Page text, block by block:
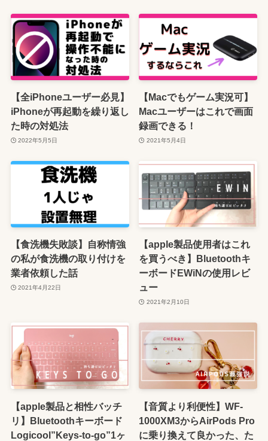
【全iPhoneユーザー必見】
iPhoneが再起動を繰り返し
た時の対処法
2022年5月5日
【Macでもゲーム実況可】
Macユーザーはこれで画面
録画できる！
2021年5月4日
【食洗機失敗談】自称情強
の私が食洗機の取り付けを
業者依頼した話
2021年4月22日
【apple製品使用者はこれ
を買うべき】Bluetoothキ
ーボードEWiNの使用レビ
ュー
2021年2月10日
【apple製品と相性バッチ
リ】Bluetoothキーボード
Logicool”Keys-to-go”1ヶ
【音質より利便性】WF-
1000XM3からAirPods Pro
に乗り換えて良かった、た